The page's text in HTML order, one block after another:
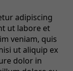
adipiscing
ut labore et
veniam, quis
ut aliquip ex
dolor in